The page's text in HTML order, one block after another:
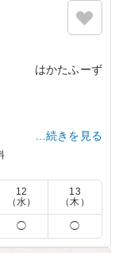
はかたふーず
んなでとても楽
いましたが逆
ご飯は少し硬
…続きを見る
12
（水）
13
（木）
◯ ◯